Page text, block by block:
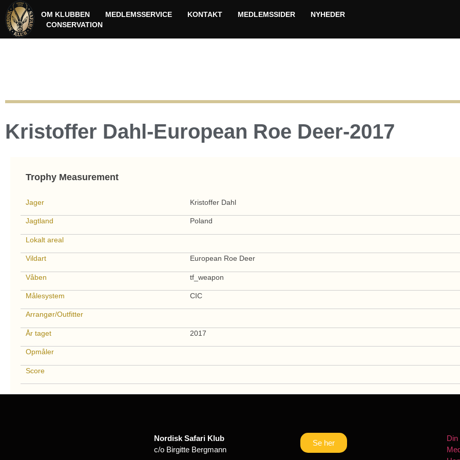
OM KLUBBEN MEDLEMSSERVICE KONTAKT MEDLEMSSIDER
NYHEDER
CONSERVATION
Kristoffer Dahl-European Roe Deer-2017
Trophy Measurement
Jager Kristoffer Dahl
Jagtland Poland
Lokalt areal
Vildart European Roe Deer
Våben tf_weapon
Målesystem CIC
Arrangør/Outfitter
År taget 2017
Opmåler
Score
Nordisk Safari Klub
c/o Birgitte Bergmann
Se her
Din